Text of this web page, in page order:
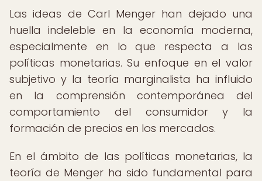
Las ideas de Carl Menger han dejado una
huella indeleble en la economía moderna,
especialmente en lo que respecta a las
políticas monetarias. Su enfoque en el valor
subjetivo y la teoría marginalista ha influido
en la comprensión contemporánea del
comportamiento del consumidor y la
formación de precios en los mercados.
En el ámbito de las políticas monetarias, la
teoría de Menger ha sido fundamental para